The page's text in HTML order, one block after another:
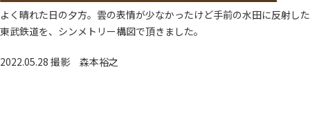
よく晴れた日の夕方。雲の表情が少なかったけど手前の水田に反射した
東武鉄道を、シンメトリー構図で頂きました。
2022.05.28 撮影 森本裕之